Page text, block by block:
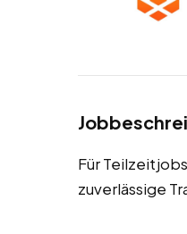
Für
zuverlässige